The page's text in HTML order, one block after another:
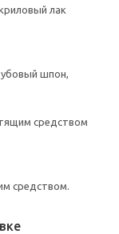
лак
шпон,
средством
средством.